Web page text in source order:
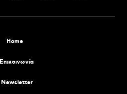
Home
Επικοινωνία
Newsletter